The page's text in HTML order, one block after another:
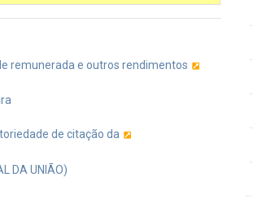
remunerada e outros rendimentos
de citação da
DA UNIÃO)